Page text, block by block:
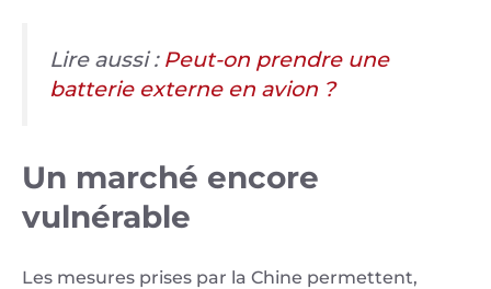
Lire aussi : Peut-on prendre une
batterie externe en avion ?
Un marché encore
vulnérable
Les mesures prises par la Chine permettent,